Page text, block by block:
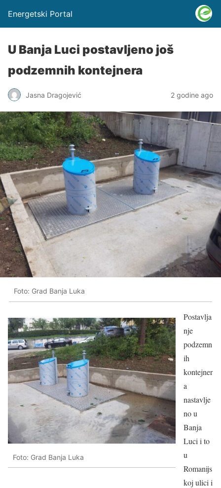
Energetski Portal
U Banja Luci postavljeno još
podzemnih kontejnera
Jasna Dragojević 2 godine ago
Foto: Grad Banja Luka
Foto: Grad Banja Luka
Postavlja
nje
podzemn
ih
kontejner
a
nastavlje
no u
Banja
Luci i to
u
Romanijs
koj ulici i